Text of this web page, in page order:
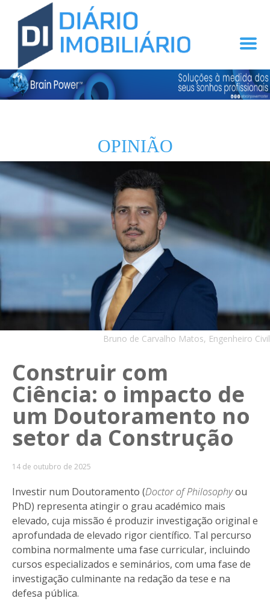
OPINIÃO
Bruno de Carvalho Matos, Engenheiro Civil
Construir com
Ciência: o impacto de
um Doutoramento no
setor da Construção
14 de outubro de 2025
Investir num Doutoramento (Doctor of Philosophyou
PhD) representa atingir o grau académico mais
elevado, cuja missão é produzir investigação original e
aprofundada de elevado rigor científico. Tal percurso
combina normalmente uma fase curricular, incluindo
cursos especializados e seminários, com uma fase de
investigação culminante na redação da tese e na
defesa pública.